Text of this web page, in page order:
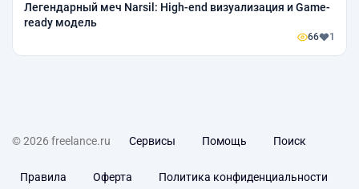
Легендарный меч Narsil: High-end визуализация и Game-
ready модель
66 1
© 2026 freelance.ru Сервисы Помощь Поиск
Правила Оферта Политика конфиденциальности